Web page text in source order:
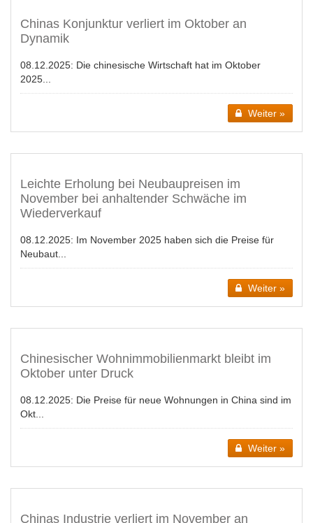
Chinas Konjunktur verliert im Oktober an
Dynamik
08.12.2025: Die chinesische Wirtschaft hat im Oktober
2025...
Weiter »
Leichte Erholung bei Neubaupreisen im
November bei anhaltender Schwäche im
Wiederverkauf
08.12.2025: Im November 2025 haben sich die Preise für
Neubaut...
Weiter »
Chinesischer Wohnimmobilienmarkt bleibt im
Oktober unter Druck
08.12.2025: Die Preise für neue Wohnungen in China sind im
Okt...
Weiter »
Chinas Industrie verliert im November an